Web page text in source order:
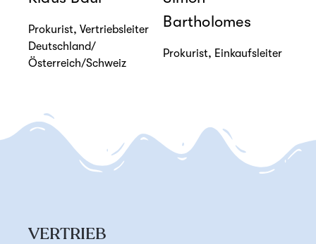
Prokurist, Vertriebsleiter
Deutschland/
Österreich/Schweiz
Bartholomes
Prokurist, Einkaufsleiter
VERTRIEB